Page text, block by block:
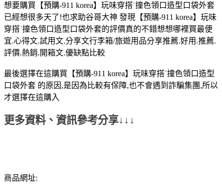
想要購買【預購-911 korea】玩味穿搭˙撞色領口造型口袋外套
已經想很多天了!也求助谷哥大神 發現【預購-911 korea】玩味
穿搭˙撞色領口造型口袋外套的評價真的不錯想想哪裡買最便
宜.心得文.試用文.分享文行李箱/旅遊用品分享推薦.好用.推薦.
評價.熱銷.開箱文.優缺點比較
最後選擇在這購買【預購-911 korea】玩味穿搭˙撞色領口造型
口袋外套 的原因,是因為比較有保障,也不會遇到詐騙集團,所以
才選擇在這購入
更多資料、資訊參考分享↓↓↓
商品網址: